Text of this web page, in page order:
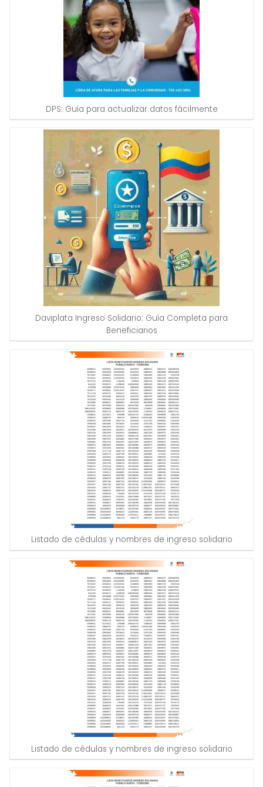
DPS: Guía para actualizar datos fácilmente
Daviplata Ingreso Solidario: Guía Completa para
Beneficiarios
Listado de cédulas y nombres de ingreso solidario
Listado de cédulas y nombres de ingreso solidario